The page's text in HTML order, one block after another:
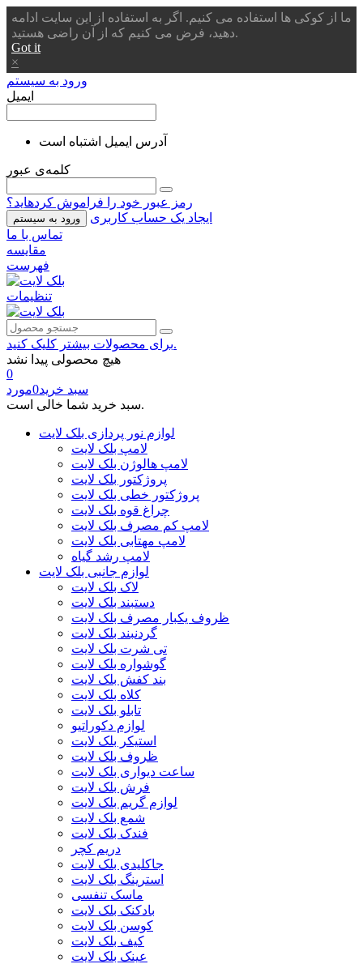
ما از کوکی ها استفاده می کنیم. اگر به استفاده از این سایت ادامه
دهید، فرض می کنیم که از آن راضی هستید.
Got it
×
ورود به سیستم
ایمیل
آدرس ایمیل اشتباه است
کلمه‌ی عبور
رمز عبور خود را فراموش کردهاید؟
ورود به سیستم
ایجاد یک حساب کاربری
تماس با ما
مقایسه
فهرست
تنظیمات
برای محصولات بیشتر کلیک کنید.
هیچ محصولی پیدا نشد
0
سبد خرید0مورد
سبد خرید شما خالی است.
لوازم نور پردازی بلک لایت
لامپ بلک لایت
لامپ هالوژن بلک لایت
پروژکتور بلک لایت
پروژکتور خطی بلک لایت
چراغ قوه بلک لایت
لامپ کم مصرف بلک لایت
لامپ مهتابی بلک لایت
لامپ رشد گیاه
لوازم جانبی بلک لایت
لاک بلک لایت
دستبند بلک لایت
ظروف یکبار مصرف بلک لایت
گردنبند بلک لایت
تی شرت بلک لایت
گوشواره بلک لایت
بند کفش بلک لایت
کلاه بلک لایت
تابلو بلک لایت
لوازم دکوراتیو
استیکر بلک لایت
ظروف بلک لایت
ساعت دیواری بلک لایت
فرش بلک لایت
لوازم گریم بلک لایت
شمع بلک لایت
فندک بلک لایت
دریم کچر
جاکلیدی بلک لایت
استرینگ بلک لایت
ماسک تنفسی
بادکنک بلک لایت
کوسن بلک لایت
کیف بلک لایت
عینک بلک لایت